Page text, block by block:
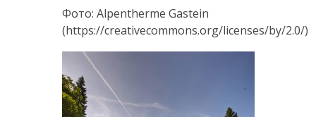
Фото: Alpentherme Gastein
(https://creativecommons.org/licenses/by/2.0/)